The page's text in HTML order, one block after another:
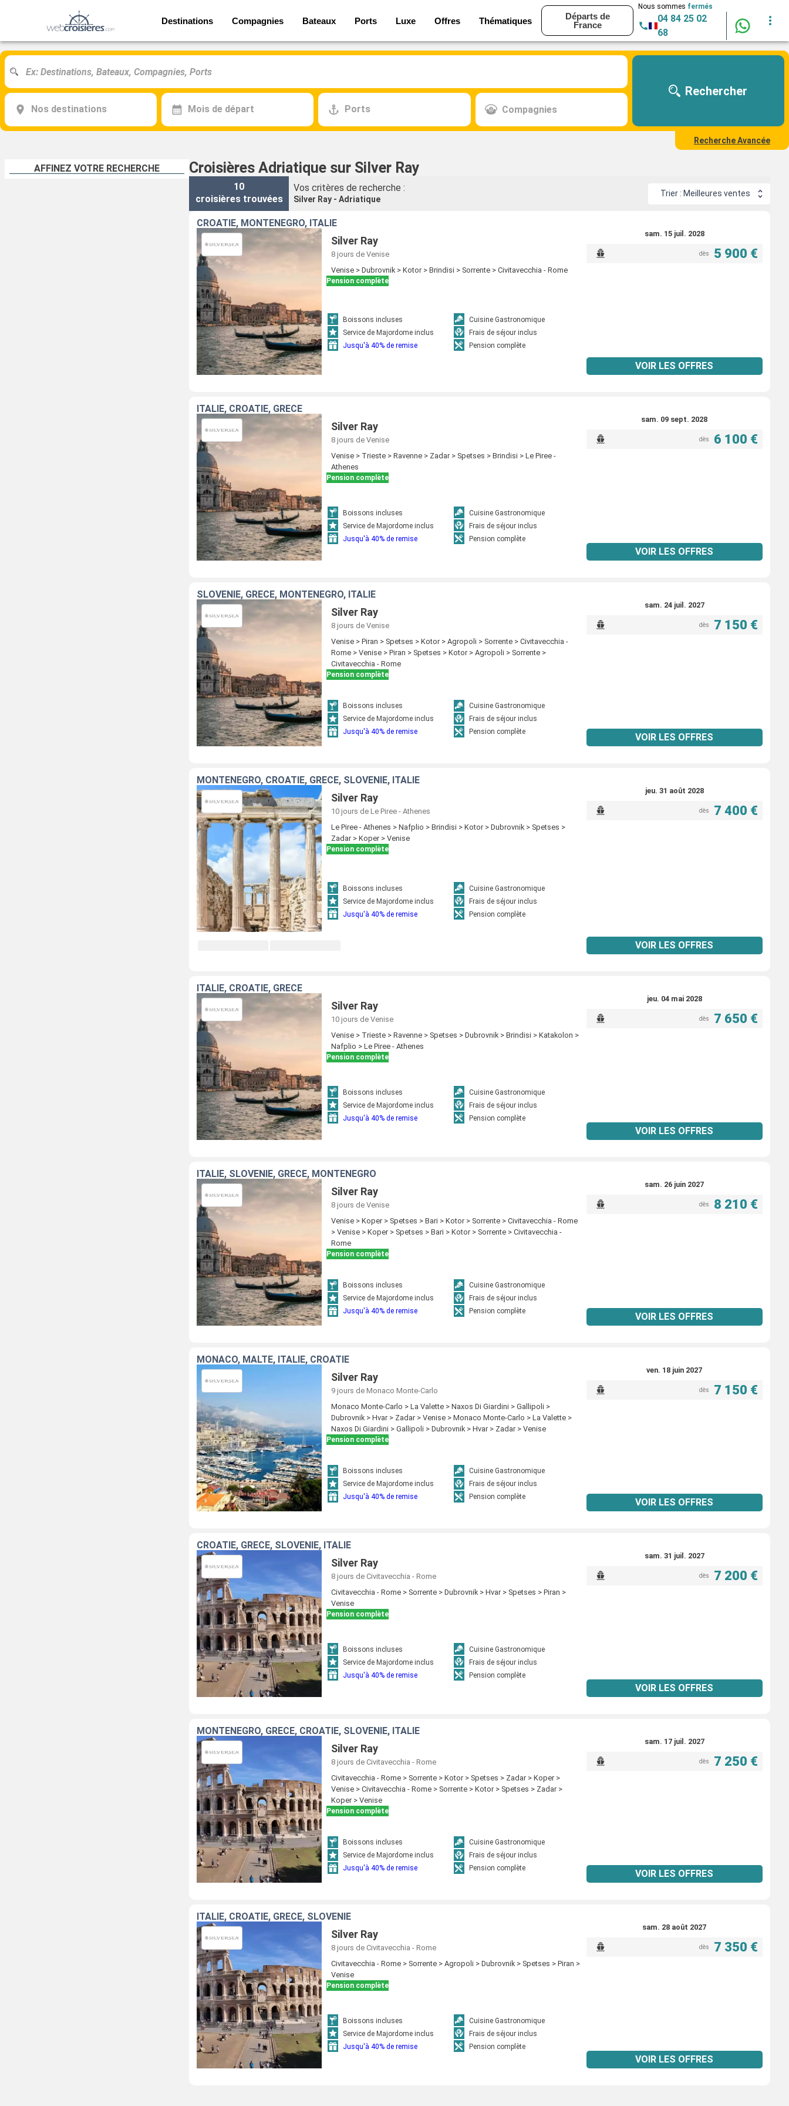
Destinations Compagnies Bateaux Ports Luxe Offres Thématiques
Départs de
France
Nous sommes fermés
04 84 25 02
68
Nos destinations Mois de départ Ports Compagnies
Rechercher
Recherche Avancée
AFFINEZ VOTRE RECHERCHE Croisières Adriatique sur Silver Ray
10
croisières trouvées
Vos critères de recherche :
Silver Ray - Adriatique
Trier : Meilleures ventes
CROATIE, MONTÉNÉGRO, ITALIE
Silver Ray
8 jours de Venise
Venise > Dubrovnik > Kotor > Brindisi > Sorrente > Civitavecchia - Rome
Pension complète
Boissons incluses
Cuisine Gastronomique
Service de Majordome inclus
Frais de séjour inclus
Jusqu'à 40% de remise
Pension complète
sam. 15 juil. 2028
dès 5 900 €
VOIR LES OFFRES
ITALIE, CROATIE, GRÈCE
Silver Ray
8 jours de Venise
Venise > Trieste > Ravenne > Zadar > Spetses > Brindisi > Le Piree -
Athenes
Pension complète
Boissons incluses
Cuisine Gastronomique
Service de Majordome inclus
Frais de séjour inclus
Jusqu'à 40% de remise
Pension complète
sam. 09 sept. 2028
dès 6 100 €
VOIR LES OFFRES
SLOVÉNIE, GRÈCE, MONTÉNÉGRO, ITALIE
Silver Ray
8 jours de Venise
Venise > Piran > Spetses > Kotor > Agropoli > Sorrente > Civitavecchia -
Rome > Venise > Piran > Spetses > Kotor > Agropoli > Sorrente >
Civitavecchia - Rome
Pension complète
Boissons incluses
Cuisine Gastronomique
Service de Majordome inclus
Frais de séjour inclus
Jusqu'à 40% de remise
Pension complète
sam. 24 juil. 2027
dès 7 150 €
VOIR LES OFFRES
MONTÉNÉGRO, CROATIE, GRÈCE, SLOVÉNIE, ITALIE
Silver Ray
10 jours de Le Piree - Athenes
Le Piree - Athenes > Nafplio > Brindisi > Kotor > Dubrovnik > Spetses >
Zadar > Koper > Venise
Pension complète
Boissons incluses
Cuisine Gastronomique
Service de Majordome inclus
Frais de séjour inclus
Jusqu'à 40% de remise
Pension complète
jeu. 31 août 2028
dès 7 400 €
VOIR LES OFFRES
ITALIE, CROATIE, GRÈCE
Silver Ray
10 jours de Venise
Venise > Trieste > Ravenne > Spetses > Dubrovnik > Brindisi > Katakolon >
Nafplio > Le Piree - Athenes
Pension complète
Boissons incluses
Cuisine Gastronomique
Service de Majordome inclus
Frais de séjour inclus
Jusqu'à 40% de remise
Pension complète
jeu. 04 mai 2028
dès 7 650 €
VOIR LES OFFRES
ITALIE, SLOVÉNIE, GRÈCE, MONTÉNÉGRO
Silver Ray
8 jours de Venise
Venise > Koper > Spetses > Bari > Kotor > Sorrente > Civitavecchia - Rome
> Venise > Koper > Spetses > Bari > Kotor > Sorrente > Civitavecchia -
Rome
Pension complète
Boissons incluses
Cuisine Gastronomique
Service de Majordome inclus
Frais de séjour inclus
Jusqu'à 40% de remise
Pension complète
sam. 26 juin 2027
dès 8 210 €
VOIR LES OFFRES
MONACO, MALTE, ITALIE, CROATIE
Silver Ray
9 jours de Monaco Monte-Carlo
Monaco Monte-Carlo > La Valette > Naxos Di Giardini > Gallipoli >
Dubrovnik > Hvar > Zadar > Venise > Monaco Monte-Carlo > La Valette >
Naxos Di Giardini > Gallipoli > Dubrovnik > Hvar > Zadar > Venise
Pension complète
Boissons incluses
Cuisine Gastronomique
Service de Majordome inclus
Frais de séjour inclus
Jusqu'à 40% de remise
Pension complète
ven. 18 juin 2027
dès 7 150 €
VOIR LES OFFRES
CROATIE, GRÈCE, SLOVÉNIE, ITALIE
Silver Ray
8 jours de Civitavecchia - Rome
Civitavecchia - Rome > Sorrente > Dubrovnik > Hvar > Spetses > Piran >
Venise
Pension complète
Boissons incluses
Cuisine Gastronomique
Service de Majordome inclus
Frais de séjour inclus
Jusqu'à 40% de remise
Pension complète
sam. 31 juil. 2027
dès 7 200 €
VOIR LES OFFRES
MONTÉNÉGRO, GRÈCE, CROATIE, SLOVÉNIE, ITALIE
Silver Ray
8 jours de Civitavecchia - Rome
Civitavecchia - Rome > Sorrente > Kotor > Spetses > Zadar > Koper >
Venise > Civitavecchia - Rome > Sorrente > Kotor > Spetses > Zadar >
Koper > Venise
Pension complète
Boissons incluses
Cuisine Gastronomique
Service de Majordome inclus
Frais de séjour inclus
Jusqu'à 40% de remise
Pension complète
sam. 17 juil. 2027
dès 7 250 €
VOIR LES OFFRES
ITALIE, CROATIE, GRÈCE, SLOVÉNIE
Silver Ray
8 jours de Civitavecchia - Rome
Civitavecchia - Rome > Sorrente > Agropoli > Dubrovnik > Spetses > Piran >
Venise
Pension complète
Boissons incluses
Cuisine Gastronomique
Service de Majordome inclus
Frais de séjour inclus
Jusqu'à 40% de remise
Pension complète
sam. 28 août 2027
dès 7 350 €
VOIR LES OFFRES